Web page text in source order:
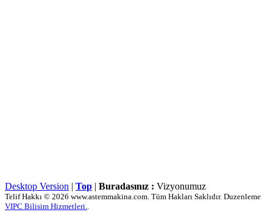
Desktop Version | Top | Buradasınız : Vizyonumuz
Telif Hakkı © 2026 www.astemmakina.com. Tüm Hakları Saklıdır. Duzenleme
VIPC Bilisim Hizmetleri..